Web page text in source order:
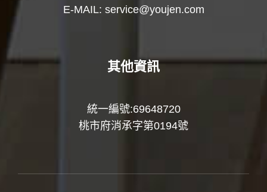
E-MAIL: service@youjen.com
其他資訊
統一編號:69648720
桃市府消承字第0194號